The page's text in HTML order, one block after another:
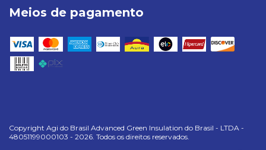
Meios de pagamento
Copyright Agi do Brasil Advanced Green Insulation do Brasil - LTDA -
48051199000103 - 2026. Todos os direitos reservados.